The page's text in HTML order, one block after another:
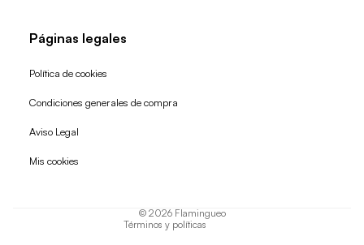
Páginas legales
Política de cookies
Condiciones generales de compra
Aviso Legal
Mis cookies
© 2026 Flamingueo
Términos y políticas